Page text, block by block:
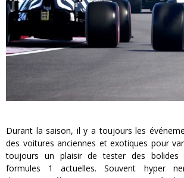
Durant la saison, il y a toujours les
des voitures anciennes et exotiques pour
toujours un plaisir de tester des bolides
formules 1 actuelles. Souvent hyper